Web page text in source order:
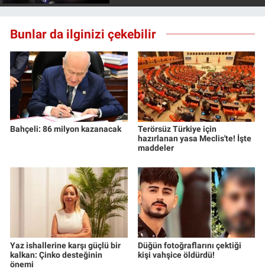
Bunlar da ilginizi çekebilir
Bahçeli: 86 milyon kazanacak
Terörsüz Türkiye için
hazırlanan yasa Meclis'te! İşte
maddeler
Yaz ishallerine karşı güçlü bir
kalkan: Çinko desteğinin
önemi
Düğün fotoğraflarını çektiği
kişi vahşice öldürdü!
Nedir
Popüler
Programlar
Sağlık
Spor
Türkiye'nin Geleceği
Türkiye'nin Gündemi
Yerel Gündem